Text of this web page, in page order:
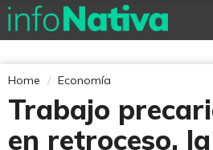
Home Economía
Trabajo
en retroceso,